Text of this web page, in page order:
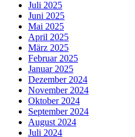
Juli 2025
Juni 2025
Mai 2025
April 2025
März 2025
Februar 2025
Januar 2025
Dezember 2024
November 2024
Oktober 2024
September 2024
August 2024
Juli 2024